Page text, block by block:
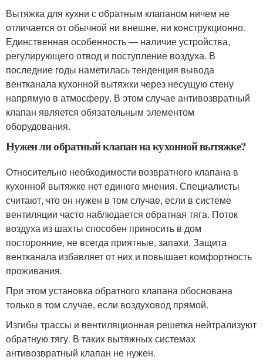
Вытяжка для кухни с обратным клапаном ничем не
отличается от обычной ни внешне, ни конструкционно.
Единственная особенность — наличие устройства,
регулирующего отвод и поступление воздуха. В
последние годы наметилась тенденция вывода
вентканала кухонной вытяжки через несущую стену
напрямую в атмосферу. В этом случае антивозвратный
клапан является обязательным элементом
оборудования.
Нужен ли обратный клапан на кухонной вытяжке?
Относительно необходимости возвратного клапана в
кухонной вытяжке нет единого мнения. Специалисты
считают, что он нужен в том случае, если в системе
вентиляции часто наблюдается обратная тяга. Поток
воздуха из шахты способен приносить в дом
посторонние, не всегда приятные, запахи. Защита
вентканала избавляет от них и повышает комфортность
проживания.
При этом установка обратного клапана обоснована
только в том случае, если воздуховод прямой.
Изгибы трассы и вентиляционная решетка нейтрализуют
обратную тягу. В таких вытяжных системах
антивозвратный клапан не нужен.